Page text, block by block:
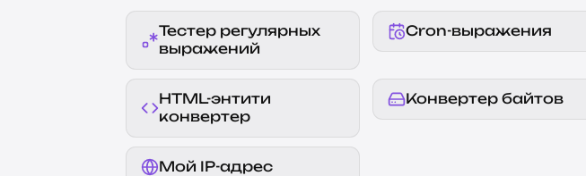
Тестер регулярных
выражений
Cron-выражения
HTML-энтити
конвертер
Конвертер байтов
Мой IP-адрес